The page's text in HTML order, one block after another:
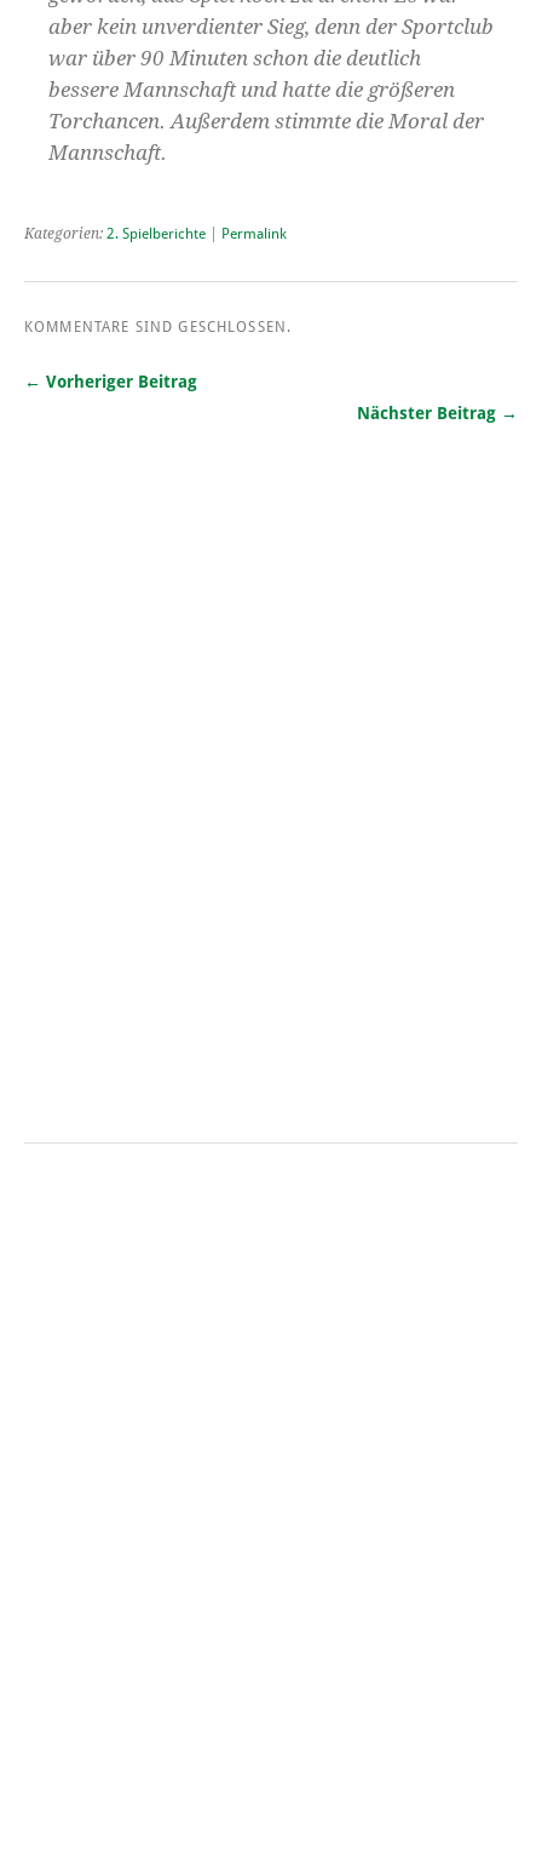
aber kein unverdienter Sieg, denn der Sportclub
war über 90 Minuten schon die deutlich
bessere Mannschaft und hatte die größeren
Torchancen. Außerdem stimmte die Moral der
Mannschaft.
Kategorien: 2. Spielberichte Permalink
KOMMENTARE SIND GESCHLOSSEN.
← Vorheriger Beitrag
Nächster Beitrag →